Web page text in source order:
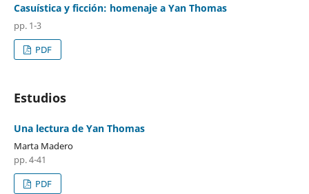
Casuística y ficción: homenaje a Yan Thomas
pp. 1-3
PDF
Estudios
Una lectura de Yan Thomas
Marta Madero
pp. 4-41
PDF